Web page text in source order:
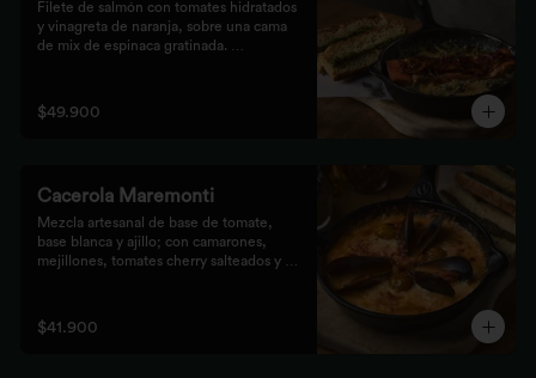
Filete de salmón con tomates hidratados
y vinagreta de naranja, sobre una cama
de mix de espinaca gratinada.
$49.900
Cacerola Maremonti
Mezcla artesanal de base de tomate,
base blanca y ajillo; con camarones,
mejillones, tomates cherry salteados y
pan focaccia con pesto verde rústico.
$41.900